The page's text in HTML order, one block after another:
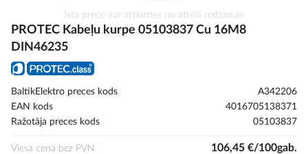
uz
galerijas
Īsta prece var atšķirties no attēlā redzamās
PROTEC Kabeļu kurpe 05103837 Cu 16M8
DIN46235
BaltikElektro preces kods
A342206
EAN kods
4016705138371
Ražotāja preces kods
05103837
Viesa cena bez PVN 106,45 €/100gab.